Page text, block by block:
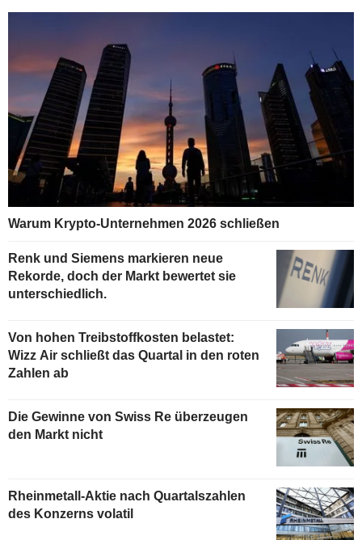
Warum Krypto-Unternehmen 2026 schließen
Renk und Siemens markieren neue
Rekorde, doch der Markt bewertet sie
unterschiedlich.
Von hohen Treibstoffkosten belastet:
Wizz Air schließt das Quartal in den roten
Zahlen ab
Die Gewinne von Swiss Re überzeugen
den Markt nicht
Rheinmetall-Aktie nach Quartalszahlen
des Konzerns volatil